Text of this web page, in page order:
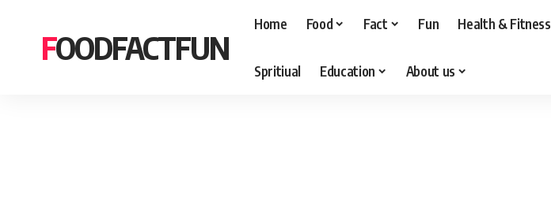
FOODFACTFUN
Home Food Fact Fun Health & Fitness
Spritiual Education About us